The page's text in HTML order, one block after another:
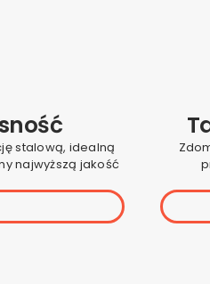
stalową, idealną
najwyższą jakość